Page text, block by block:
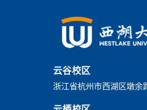
云谷校区
浙江省杭州市西湖区墩余